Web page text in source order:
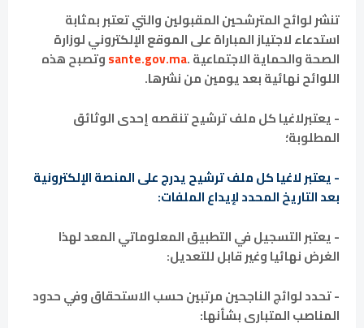
تنشر لوائح المترشحين المقبولين والتي تعتبر بمثابة
استدعاء لاجتياز المباراة على الموقع الإلكتروني لوزارة
الصحة والحماية الاجتماعية .sante.gov.maوتصبح هذه
اللوائح نهائية بعد يومين من نشرها.
‏- يعتبرلاغيا كل ملف ترشيح تنقصه إحدى الوثائق
المطلوبة؛
‏- يعتبر لاغيا كل ملف ترشيح يدرج على المنصة الإلكترونية
بعد التاريخ المحدد لإيداع الملفات:
‏- يعتبر التسجيل في التطبيق المعلوماتي المعد لهذا
الغرض نهائيا وغير قابل للتعديل:
‏- تحدد لوائج الناجحين مرتبين حسب الاستحقاق وفي حدود
المناصب المتبارى بشأنها: